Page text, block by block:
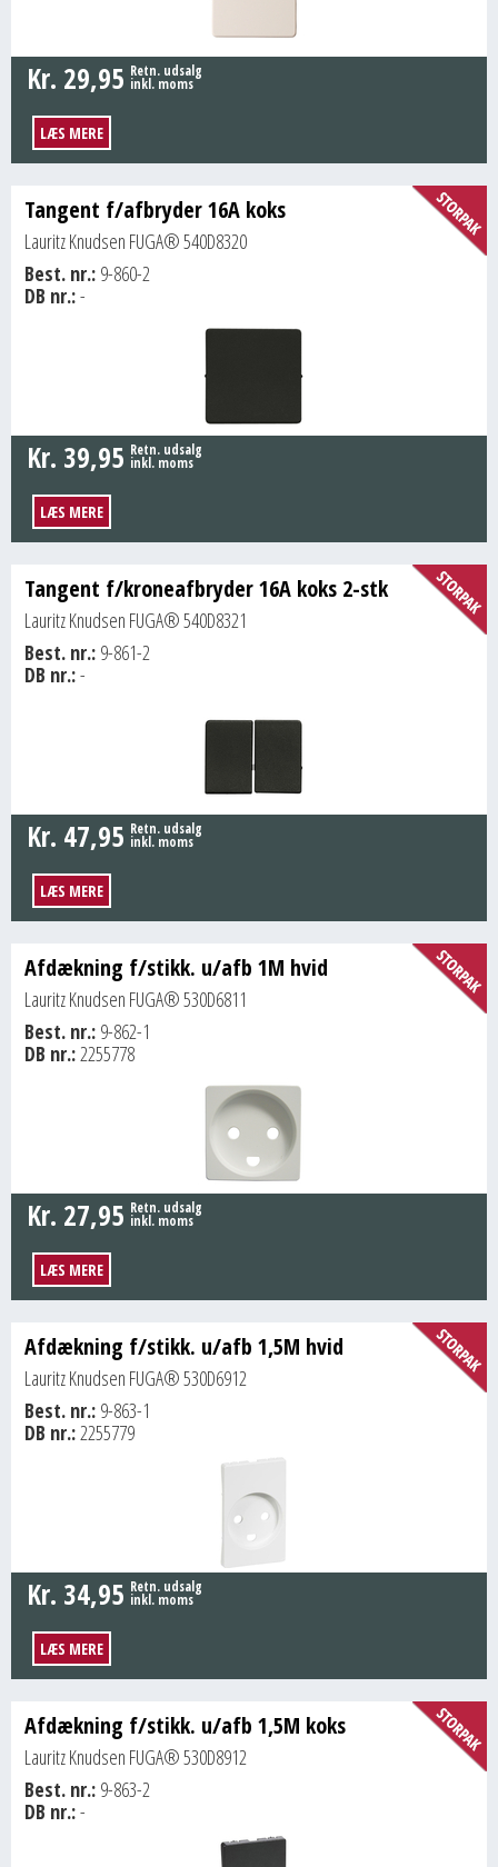
Kr. 29,95 Retn. udsalg
inkl. moms
LÆS MERE
Tangent f/afbryder 16A koks
Lauritz Knudsen FUGA® 540D8320
Best. nr.: 9-860-2
DB nr.:-
Kr. 39,95 Retn. udsalg
inkl. moms
LÆS MERE
Tangent f/kroneafbryder 16A koks 2-stk
Lauritz Knudsen FUGA® 540D8321
Best. nr.: 9-861-2
DB nr.:-
Kr. 47,95 Retn. udsalg
inkl. moms
LÆS MERE
Afdækning f/stikk. u/afb 1M hvid
Lauritz Knudsen FUGA® 530D6811
Best. nr.: 9-862-1
DB nr.:2255778
Kr. 27,95 Retn. udsalg
inkl. moms
LÆS MERE
Afdækning f/stikk. u/afb 1,5M hvid
Lauritz Knudsen FUGA® 530D6912
Best. nr.: 9-863-1
DB nr.:2255779
Kr. 34,95 Retn. udsalg
inkl. moms
LÆS MERE
Afdækning f/stikk. u/afb 1,5M koks
Lauritz Knudsen FUGA® 530D8912
Best. nr.: 9-863-2
DB nr.:-